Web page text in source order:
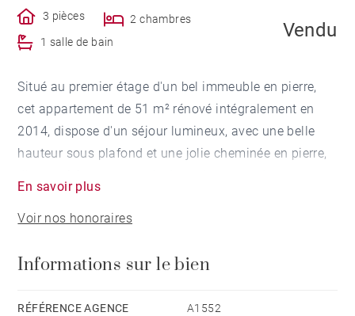
3 pièces
2 chambres
1 salle de bain
Vendu
Situé au premier étage d'un bel immeuble en pierre,
cet appartement de 51 m² rénové intégralement en
2014, dispose d'un séjour lumineux, avec une belle
hauteur sous plafond et une jolie cheminée en pierre,
un balcon filant et d'une salle de bains. Idéal pour un
investissement locatif.
En savoir plus
Voir nos honoraires
Informations sur le bien
RÉFÉRENCE AGENCE A1552